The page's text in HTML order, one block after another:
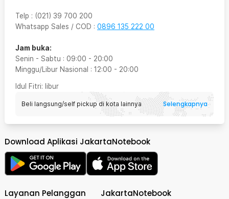
Telp : (021) 39 700 200
Whatsapp Sales / COD : 0896 135 222 00
Jam buka:
Senin - Sabtu : 09:00 - 20:00
Minggu/Libur Nasional : 12:00 - 20:00
Idul Fitri: libur
Beli langsung/self pickup di kota lainnya Selengkapnya
Download Aplikasi JakartaNotebook
Layanan Pelanggan JakartaNotebook